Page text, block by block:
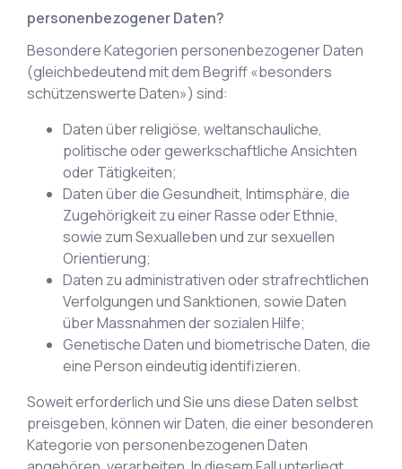
personenbezogener Daten?
Besondere Kategorien personenbezogener Daten
(gleichbedeutend mit dem Begriff «besonders
schützenswerte Daten») sind:
Daten über religiöse, weltanschauliche,
politische oder gewerkschaftliche Ansichten
oder Tätigkeiten;
Daten über die Gesundheit, Intimsphäre, die
Zugehörigkeit zu einer Rasse oder Ethnie,
sowie zum Sexualleben und zur sexuellen
Orientierung;
Daten zu administrativen oder strafrechtlichen
Verfolgungen und Sanktionen, sowie Daten
über Massnahmen der sozialen Hilfe;
Genetische Daten und biometrische Daten, die
eine Person eindeutig identifizieren.
Soweit erforderlich und Sie uns diese Daten selbst
preisgeben, können wir Daten, die einer besonderen
Kategorie von personenbezogenen Daten